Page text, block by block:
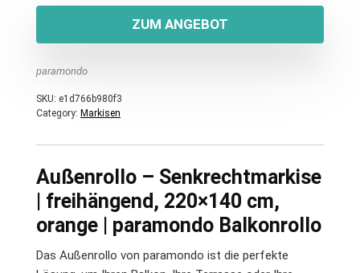
ZUM ANGEBOT
paramondo
SKU: e1d766b980f3
Category: Markisen
Außenrollo – Senkrechtmarkise
| freihängend, 220×140 cm,
orange | paramondo Balkonrollo
Das Außenrollo von paramondo ist die perfekte